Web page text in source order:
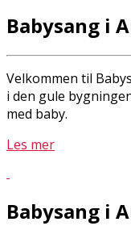
Babysang i
Velkommen til
i den gule
med baby.
Les mer
Babysang i